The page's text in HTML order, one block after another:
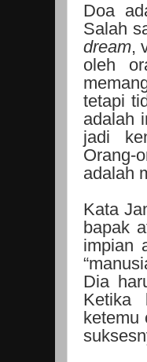
Doa
Salah
dream,
oleh
tetapi
adalah
jadi
Orang-
adalah
Kata
bapak
impian
Dia
Ketika
ketemu